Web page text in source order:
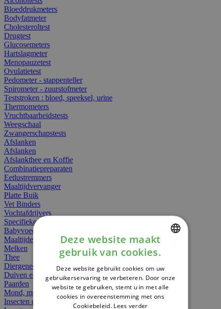
Bloeddrukmeters
Bodyfatmeter
Cholesteroltest
Drugtest
Glucosemeters
Hartslagmeter
Menopauzetest
Ovulatietest
Pedometer - stappenteller
Spirometer - zuurstofmeter
Teststroken : bloed, speeksel, urine
Thermometers
Vruchtbaarheidstests
Weegschaal
Zwangerschapstests
Afslanken
Afslanken
Afslankthee en Koffie
Combinatiepreparaten
Eetlustremmers
Maaltijdvervanger
Platte Buik
Vet Binders
Vochtafdrijvers
Specifieke Voeding
Babyvoeding
Maaltijden
Melken
Thee
Diergeneesmiddelen
Duiven en vogels
Paarden
Mond, muil of snavel
Insecten dieren
DUTCH
FRENCH
ENGLISH
Deze website maakt
gebruik van cookies.
Deze website gebruikt cookies om uw
gebruikerservaring te verbeteren. Door onze
website te gebruiken, stemt u in met alle
cookies in overeenstemming met ons
Cookiebeleid. Lees verder